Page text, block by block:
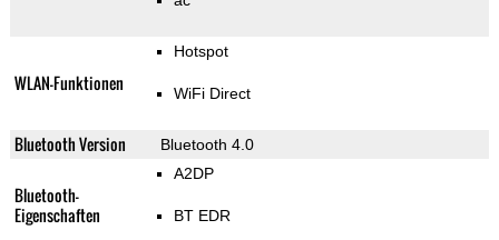
WLAN-Funktionen
Hotspot
WiFi Direct
Bluetooth Version Bluetooth 4.0
Bluetooth-
Eigenschaften
A2DP
BT EDR